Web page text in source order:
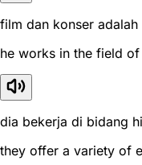
film dan konser
he works in the field
dia bekerja di bidang
they offer a variety of